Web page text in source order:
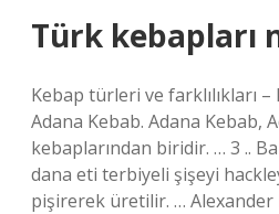
Türk kebapları
Kebap türleri ve farklılıkları
Adana Kebab. Adana Kebab,
kebaplarından biridir. … 3 ..
dana eti terbiyeli şişeyi
pişirerek üretilir. … Alexander